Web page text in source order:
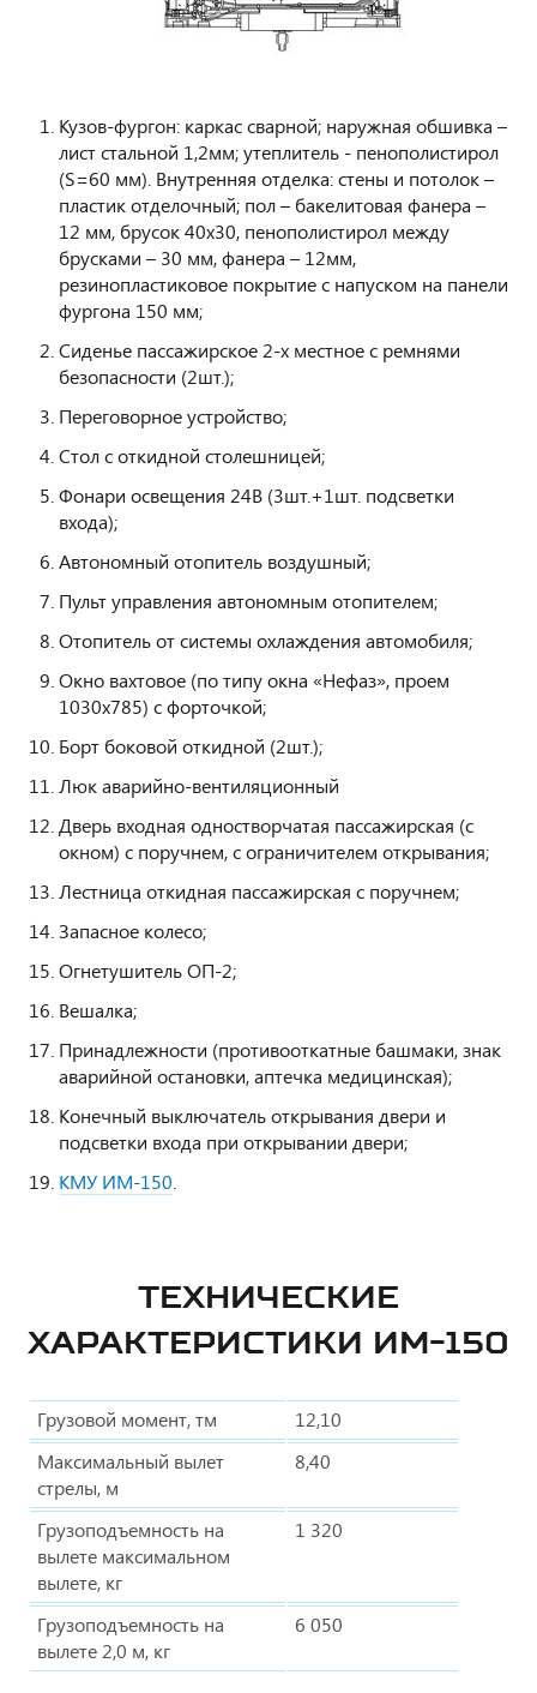
Кузов-фургон: каркас сварной; наружная обшивка –
лист стальной 1,2мм; утеплитель - пенополистирол
(S=60 мм). Внутренняя отделка: стены и потолок –
пластик отделочный; пол – бакелитовая фанера –
12 мм, брусок 40х30, пенополистирол между
брусками – 30 мм, фанера – 12мм,
резинопластиковое покрытие с напуском на панели
фургона 150 мм;
Сиденье пассажирское 2-х местное с ремнями
безопасности (2шт.);
Переговорное устройство;
Стол с откидной столешницей;
Фонари освещения 24В (3шт.+1шт. подсветки
входа);
Автономный отопитель воздушный;
Пульт управления автономным отопителем;
Отопитель от системы охлаждения автомобиля;
Окно вахтовое (по типу окна «Нефаз», проем
1030х785) с форточкой;
Борт боковой откидной (2шт.);
Люк аварийно-вентиляционный
Дверь входная одностворчатая пассажирская (с
окном) с поручнем, с ограничителем открывания;
Лестница откидная пассажирская с поручнем;
Запасное колесо;
Огнетушитель ОП-2;
Вешалка;
Принадлежности (противооткатные башмаки, знак
аварийной остановки, аптечка медицинская);
Конечный выключатель открывания двери и
подсветки входа при открывании двери;
КМУ ИМ-150.
ТЕХНИЧЕСКИЕ
ХАРАКТЕРИСТИКИ ИМ-150
Грузовой момент, тм
12,10
Максимальный вылет
стрелы, м
8,40
Грузоподъемность на
вылете максимальном
вылете, кг
1 320
Грузоподъемность на
вылете 2,0 м, кг
6 050